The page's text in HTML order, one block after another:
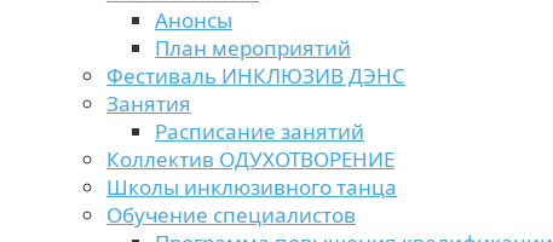
Анонсы
План мероприятий
Фестиваль ИНКЛЮЗИВ ДЭНС
Занятия
Расписание занятий
Коллектив ОДУХОТВОРЕНИЕ
Школы инклюзивного танца
Обучение специалистов